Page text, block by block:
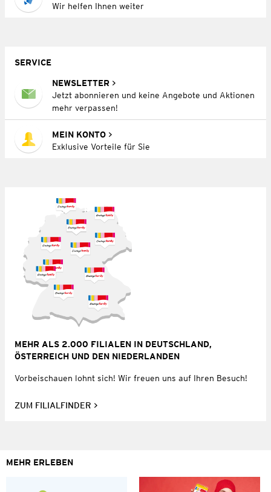
Wir helfen Ihnen weiter
SERVICE
NEWSLETTER
Jetzt abonnieren und keine Angebote und Aktionen
mehr verpassen!
MEIN KONTO
Exklusive Vorteile für Sie
MEHR ALS 2.000 FILIALEN IN DEUTSCHLAND,
ÖSTERREICH UND DEN NIEDERLANDEN
Vorbeischauen lohnt sich! Wir freuen uns auf Ihren Besuch!
ZUM FILIALFINDER
MEHR ERLEBEN